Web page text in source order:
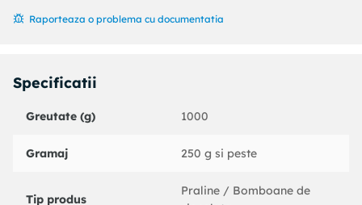
imbina inovatia cu traditia.
pentru a va bucura de o experienta dulce unica, demna de
Cutie display contine 5 x 200 gr de ciocolata dubai cu
2x200 gr Lapte
1x200 gr Neagra
Raporteaza o problema cu documentatia
Specificatii
Greutate (g) 1000
Gramaj 250 g si peste
Tip produs
Praline / Bomboane de